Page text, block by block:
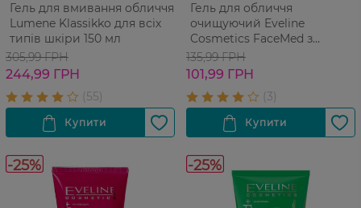
Гель для вмивання обличчя
Lumene Klassikko для всіх
типів шкіри 150 мл
305,99 ГРН
244,99 ГРН
Гель для обличчя
очищуючий Eveline
Cosmetics FaceMed з
активованим вугіллям 3 в 1
150 мл
135,99 ГРН
101,99 ГРН
-25% -25%